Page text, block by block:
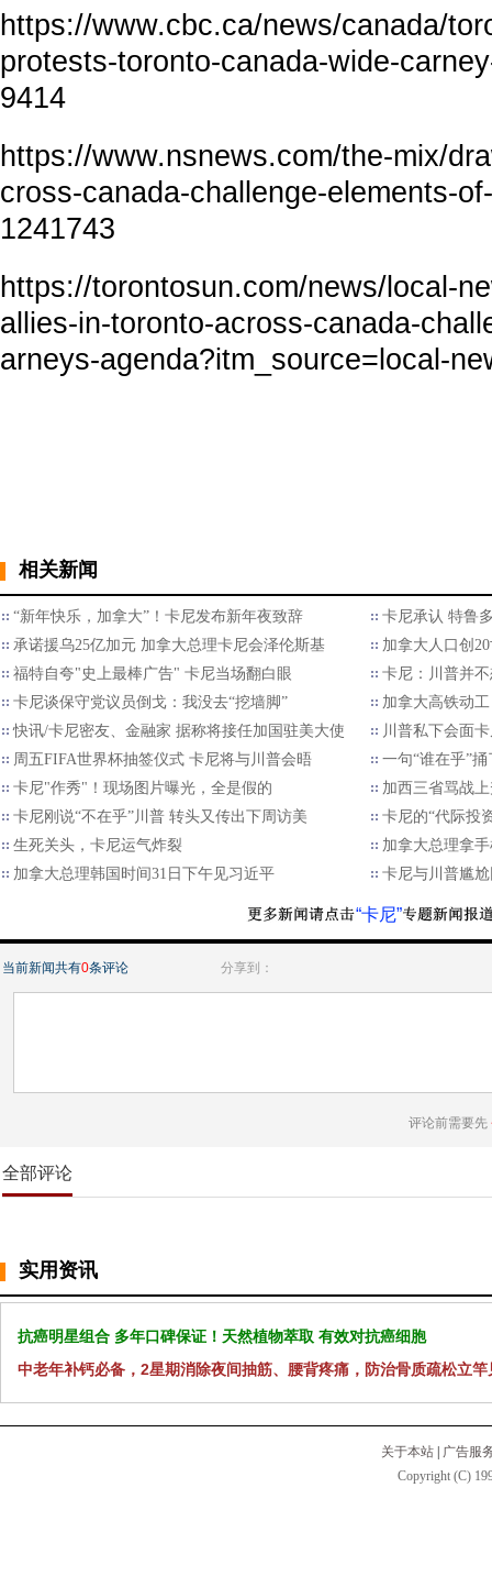
https://www.cbc.ca/news/canada/
protests-toronto-canada-wide-
9414
https://www.nsnews.com/the-mix/
cross-canada-challenge-elements-
1241743
https://torontosun.com/news/local-
allies-in-toronto-across-canada-
arneys-agenda?itm_source=local-
相关新闻
“新年快乐，加拿大”！卡尼发布新年夜致辞
卡尼承认 特鲁
承诺援乌25亿加元 加拿大总理卡尼会泽伦斯基
加拿大人口创
福特自夸"史上最棒广告" 卡尼当场翻白眼
卡尼：川普并
卡尼谈保守党议员倒戈：我没去“挖墙脚”
加拿大高铁动工
快讯/卡尼密友、金融家 据称将接任加国驻美大使
川普私下会面
周五FIFA世界杯抽签仪式 卡尼将与川普会晤
一句“谁在乎”
卡尼"作秀"！现场图片曝光，全是假的
加西三省骂战
卡尼刚说“不在乎”川普 转头又传出下周访美
卡尼的“代际投
生死关头，卡尼运气炸裂
加拿大总理拿
加拿大总理韩国时间31日下午见习近平
卡尼与川普尴
“卡尼”
当前新闻共有0条评论 分享到：
评论前需要先
全部评论
实用资讯
抗癌明星组合 多年口碑保证！天然植物萃取 有效对抗癌细胞
中老年补钙必备，2星期消除夜间抽筋、腰背疼痛，防治骨质疏松立竿
关于本站 | 广告服
Copyright (C)